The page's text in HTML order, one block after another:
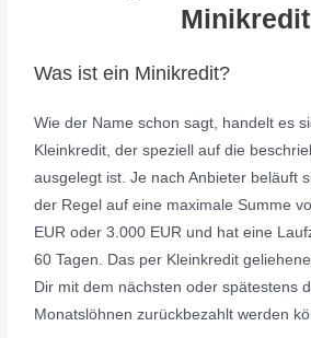
Minikredit
Was ist ein Minikredit?
Wie der Name schon sagt, handelt es
Kleinkredit, der speziell auf die
ausgelegt ist. Je nach Anbieter beläuft
der Regel auf eine maximale Summe
EUR oder 3.000 EUR und hat eine
60 Tagen. Das per Kleinkredit
Dir mit dem nächsten oder spätestens
Monatslöhnen zurückbezahlt werden